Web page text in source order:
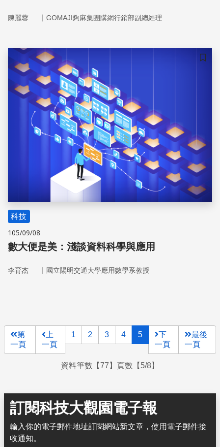
陳麗蓉 ｜ GOMAJI夠麻集團購網行銷部副總經理
儲存
科技
105/09/08
數大便是美：淺談資料科學與應用
李育杰 ｜ 國立陽明交通大學應用數學系教授
第
一頁
上
一頁
1 2 3 4 5
下
一頁
最後
一頁
資料筆數【77】頁數【5/8】
訂閱科技大觀園電子報
輸入你的電子郵件地址訂閱網站新文章，使用電子郵件接
收通知。